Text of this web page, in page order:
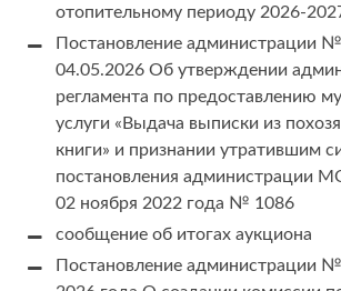
отопительному периоду 2026-
Постановление администрации
04.05.2026 Об утверждении
регламента по предоставлению
услуги «Выдача выписки из
книги» и признании утратившим
постановления администрации
02 ноября 2022 года № 1086
сообщение об итогах аукциона
Постановление администрации